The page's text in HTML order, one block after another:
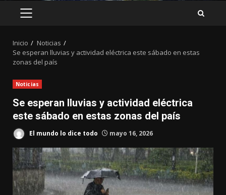
MENÚ
Inicio
Noticias
Se esperan lluvias y actividad eléctrica este sábado en estas
zonas del país
Noticias
Se esperan lluvias y actividad eléctrica
este sábado en estas zonas del país
El mundo lo dice todo mayo 16, 2026